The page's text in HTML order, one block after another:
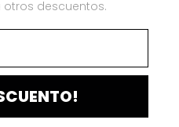
descuentos.